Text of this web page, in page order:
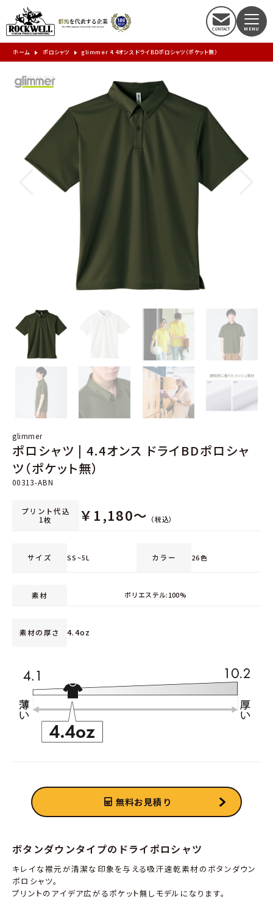
ホーム ポロシャツ glimmer 4.4オンス ドライBDポロシャツ（ポケット無）
glimmer
ポロシャツ | 4.4オンス ドライBDポロシャ
ツ（ポケット無）
00313-ABN
プリント代込
1枚
￥ 1,180～ （税込）
サイズ SS~5L カラー 26色
素材 ポリエステル:100%
素材の厚さ 4.4oz
無料お見積り
ボタンダウンタイプのドライポロシャツ
キレイな襟元が清潔な印象を与える吸汗速乾素材のボタンダウン
ポロシャツ。
プリントのアイデア広がるポケット無しモデルになります。